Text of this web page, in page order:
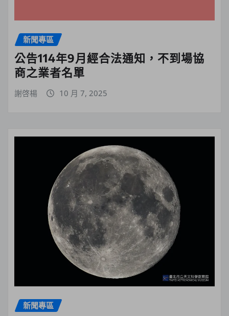
新聞專區
公告114年9月經合法通知，不到場協
商之業者名單
謝啓楊 10 月 7, 2025
新聞專區